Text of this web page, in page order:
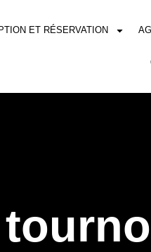
ET RÉSERVATION